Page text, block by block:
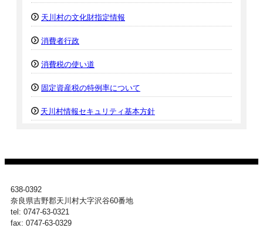
天川村の文化財指定情報
消費者行政
消費税の使い道
固定資産税の特例率について
天川村情報セキュリティ基本方針
638-0392
奈良県吉野郡天川村大字沢谷60番地
tel: 0747-63-0321
fax: 0747-63-0329